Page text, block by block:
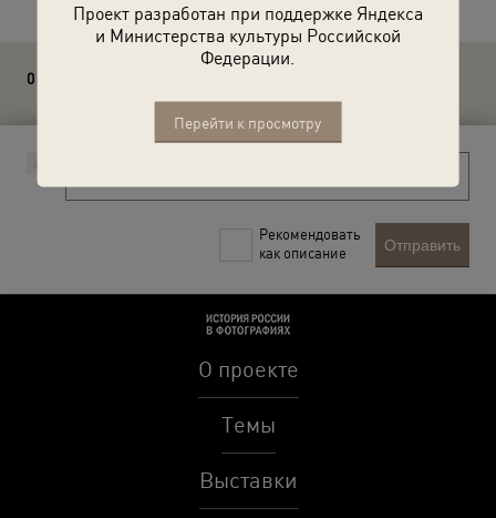
Проект разработан при поддержке Яндекса
и Министерства культуры Российской
Федерации.
Перейти к просмотру
0 комментариев
Рекомендовать
как описание
Отправить
О проекте
Темы
Выставки